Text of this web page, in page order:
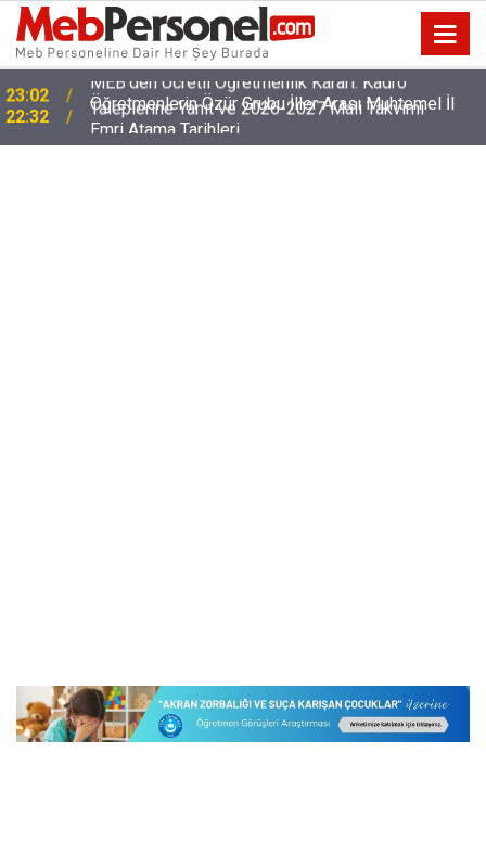
22:32
Öğretmenlerin Özür Grubu İller Arası Muhtemel İl
Emri Atama Tarihleri